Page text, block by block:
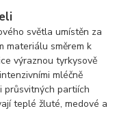
světla umístěn za
materiálu směrem k
výraznou tyrkysově
mléčně
průsvitných partiích
teplé žluté, medové a